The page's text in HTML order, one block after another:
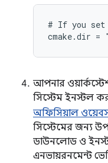
# If you set
cmake.dir = "
আপনার
সিস্টেম ইনস্টল
অফিসিয়াল
সিস্টেমের জন্য
ডাউনলোড ও
এনভায়রনমেন্ট